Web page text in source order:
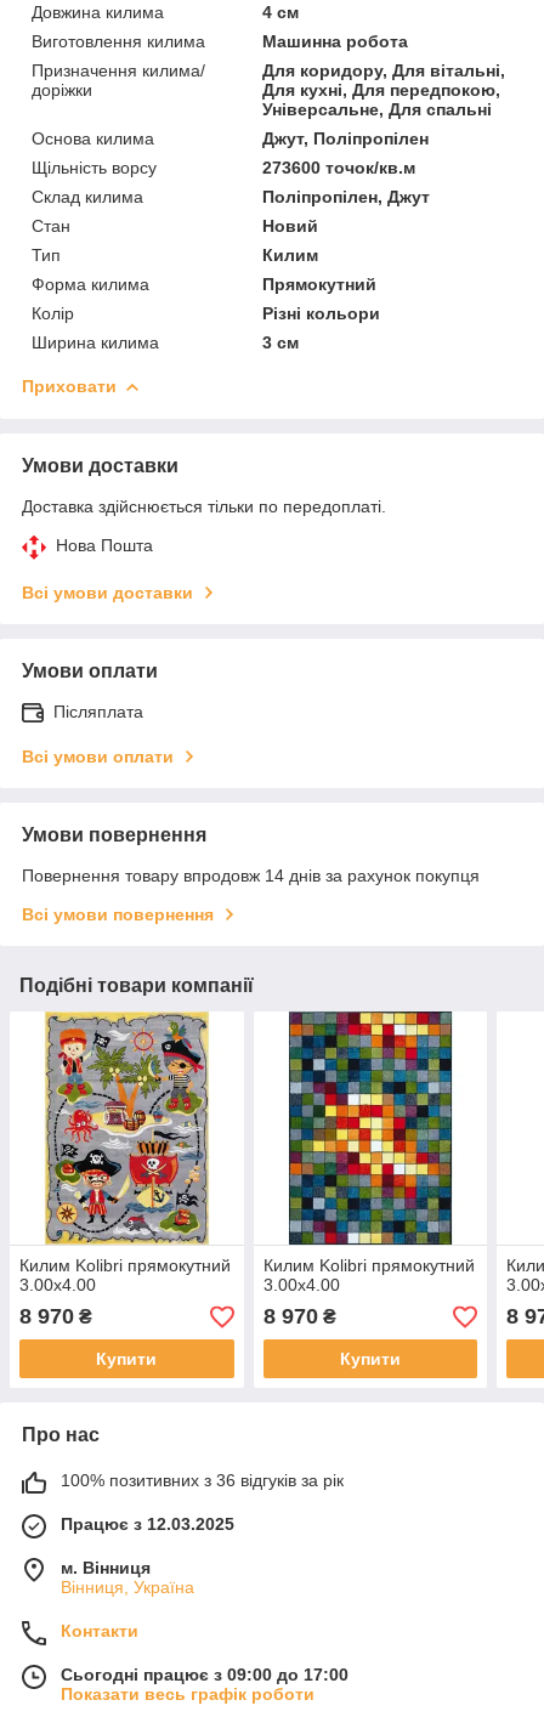
Довжина килима
4 см
Виготовлення килима
Машинна робота
Призначення килима/
доріжки
Для коридору, Для вітальні,
Для кухні, Для передпокою,
Універсальне, Для спальні
Основа килима
Джут, Поліпропілен
Щільність ворсу
273600 точок/кв.м
Склад килима
Поліпропілен, Джут
Стан
Новий
Тип
Килим
Форма килима
Прямокутний
Колір
Різні кольори
Ширина килима
3 см
Приховати
Умови доставки
Доставка здійснюється тільки по передоплаті.
Нова Пошта
Всі умови доставки
Умови оплати
Післяплата
Всі умови оплати
Умови повернення
Повернення товару впродовж 14 днів за рахунок покупця
Всі умови повернення
Подібні товари компанії
Килим Kolibri прямокутний
3.00х4.00
8 970 ₴
Купити
Килим Kolibri прямокутний
3.00х4.00
8 970₴
Купити
8
Про нас
100% позитивних з 36 відгуків за рік
Працює з 12.03.2025
м. Вінниця
Вінниця, Україна
Контакти
Сьогодні працює з 09:00 до 17:00
Показати весь графік роботи